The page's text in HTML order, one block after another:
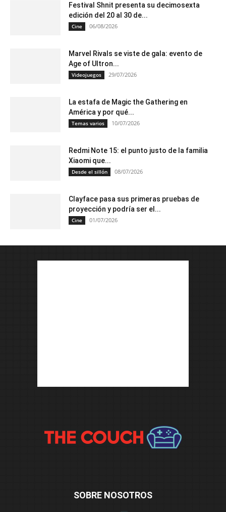
Festival Shnit presenta su decimosexta
edición del 20 al 30 de...
Cine 06/08/2026
Marvel Rivals se viste de gala: evento de
Age of Ultron...
Videojuegos 29/07/2026
La estafa de Magic the Gathering en
América y por qué...
Temas varios 10/07/2026
Redmi Note 15: el punto justo de la familia
Xiaomi que...
Desde el sillón 08/07/2026
Clayface pasa sus primeras pruebas de
proyección y podría ser el...
Cine 01/07/2026
SOBRE NOSOTROS